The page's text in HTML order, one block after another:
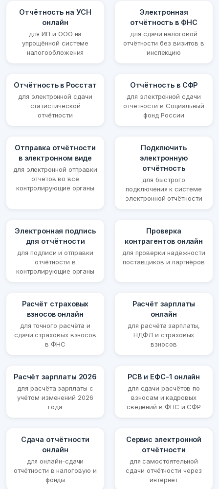
Отчётность на УСН
онлайн
для ИП и ООО на
упрощённой системе
налогообложения
Электронная
отчётность в ФНС
для сдачи налоговой
отчётности без визитов в
инспекцию
Отчётность в Росстат
для электронной сдачи
статистической
отчётности
Отчётность в СФР
для электронной сдачи
отчётности в Социальный
фонд России
Отправка отчётности
в электронном виде
для электронной отправки
отчётов во все
контролирующие органы
Подключить
электронную
отчётность
для быстрого
подключения к системе
электронной отчётности
Электронная подпись
для отчётности
для подписи и отправки
отчётности в
контролирующие органы
Проверка
контрагентов онлайн
для проверки надёжности
поставщиков и партнёров
Расчёт страховых
взносов онлайн
для точного расчёта и
сдачи страховых взносов
в ФНС
Расчёт зарплаты
онлайн
для расчёта зарплаты,
НДФЛ и страховых
взносов
Расчёт зарплаты 2026
для расчёта зарплаты с
учётом изменений 2026
года
РСВ и ЕФС-1 онлайн
для сдачи расчётов по
взносам и кадровых
сведений в ФНС и СФР
Сдача отчётности
онлайн
для онлайн-сдачи
отчётности в налоговую и
фонды
Сервис электронной
отчётности
для самостоятельной
сдачи отчётности через
интернет